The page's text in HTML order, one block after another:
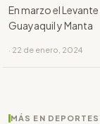
En marzo el
Guayaquil y Manta
· 22 de enero, 2024
MÁS EN DEPORTES